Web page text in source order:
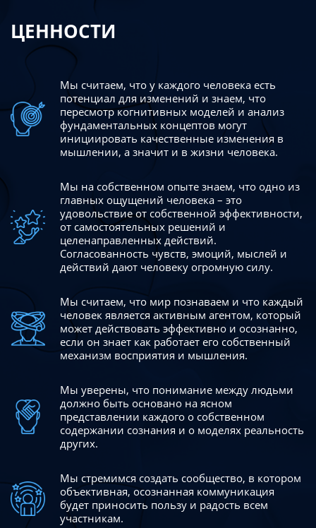
ЦЕННОСТИ
Мы считаем, что у каждого человека есть
потенциал для изменений и знаем, что
пересмотр когнитивных моделей и анализ
фундаментальных концептов могут
инициировать качественные изменения в
мышлении, а значит и в жизни человека.
Мы на собственном опыте знаем, что одно из
главных ощущений человека – это
удовольствие от собственной эффективности,
от самостоятельных решений и
целенаправленных действий.
Согласованность чувств, эмоций, мыслей и
действий дают человеку огромную силу.
Мы считаем, что мир познаваем и что каждый
человек является активным агентом, который
может действовать эффективно и осознанно,
если он знает как работает его собственный
механизм восприятия и мышления.
Мы уверены, что понимание между людьми
должно быть основано на ясном
представлении каждого о собственном
содержании сознания и о моделях реальность
других.
Мы стремимся создать сообщество, в котором
объективная, осознанная коммуникация
будет приносить пользу и радость всем
участникам.